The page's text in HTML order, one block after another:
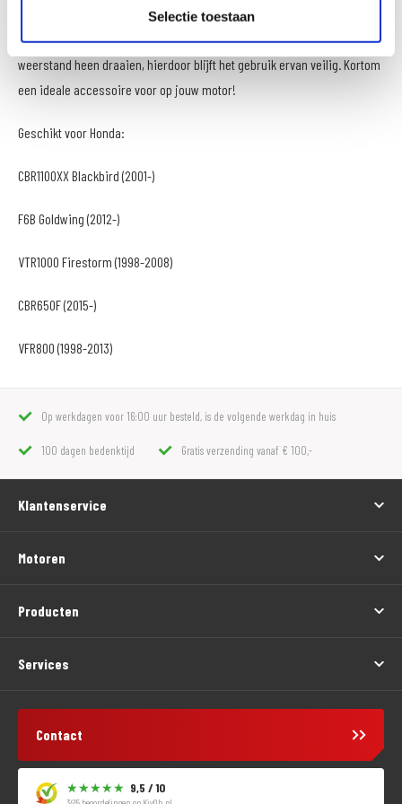
Selectie toestaan
cruise control erg intuïtief. Het gashendel blijft altijd bedienbaar, ook als
je de cruise control geactiveerd hebt, je kunt dus altijd door de
weerstand heen draaien, hierdoor blijft het gebruik ervan veilig. Kortom
een ideale accessoire voor op jouw motor!
Geschikt voor Honda:
CBR1100XX Blackbird (2001-)
F6B Goldwing (2012-)
VTR1000 Firestorm (1998-2008)
CBR650F (2015-)
VFR800 (1998-2013)
Op werkdagen voor 16:00 uur besteld, is de volgende werkdag in huis
100 dagen bedenktijd Gratis verzending vanaf € 100,-
Klantenservice
Motoren
Producten
Services
Contact
9,5 / 10